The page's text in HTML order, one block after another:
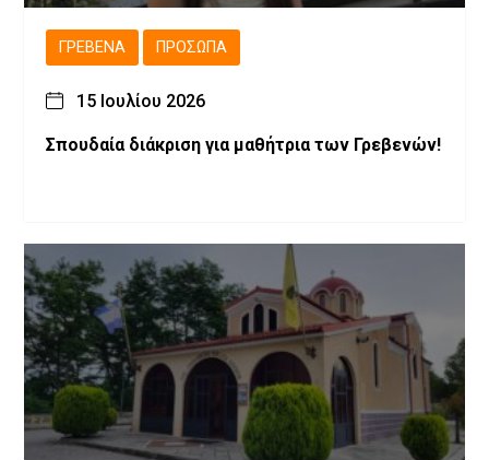
ΓΡΕΒΕΝΆ ΠΡΌΣΩΠΑ
15 Ιουλίου 2026
Σπουδαία διάκριση για μαθήτρια των Γρεβενών!